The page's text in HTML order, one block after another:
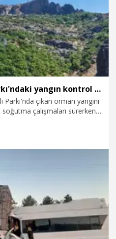
Munzur Vadisi Milli Parkı'ndaki yangın kontrol altına alındı
çıkan orman yangını
çalışmaları sürerken,